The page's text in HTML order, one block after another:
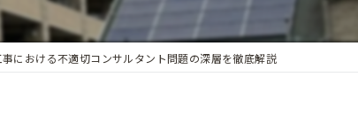
における不適切コンサルタント問題の深層を徹底解説